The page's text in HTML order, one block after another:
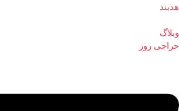
هدبند
وبلاگ
حراجی روز